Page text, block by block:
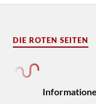
DIE ROTEN SEITEN